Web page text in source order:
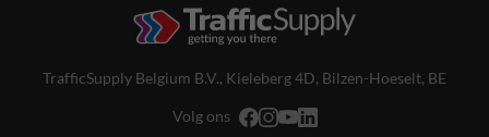
TrafficSupply Belgium B.V., Kieleberg 4D, Bilzen-Hoeselt, BE
Volg ons